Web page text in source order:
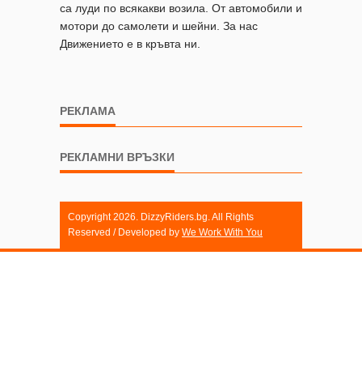
са луди по всякакви возила. От автомобили и
мотори до самолети и шейни. За нас
Движението е в кръвта ни.
РЕКЛАМА
РЕКЛАМНИ ВРЪЗКИ
Copyright 2026. DizzyRiders.bg. All Rights
Reserved / Developed by We Work With You